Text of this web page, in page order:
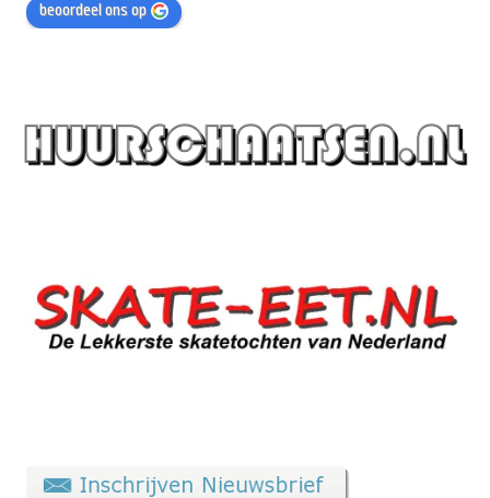
beoordeel ons op